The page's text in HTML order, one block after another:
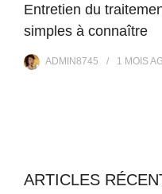
Entretien du
simples à connaître
ADMIN8745 1 MOIS
ARTICLES